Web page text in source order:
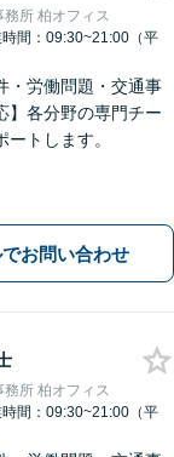
所 柏オフィス
時間：09:30~21:00（平
・労働問題・交通事
】各分野の専門チー
ートします。
でお問い合わせ
所 柏オフィス
時間：09:30~21:00（平